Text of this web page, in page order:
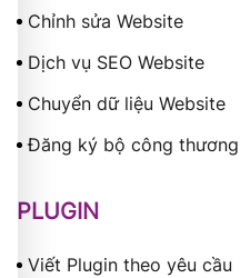
Chỉnh sửa Website
Dịch vụ SEO Website
Chuyển dữ liệu Website
Đăng ký bộ công thương
PLUGIN
Viết Plugin theo yêu cầu